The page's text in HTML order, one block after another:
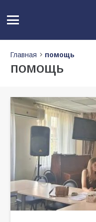
Главная помощь
помощь